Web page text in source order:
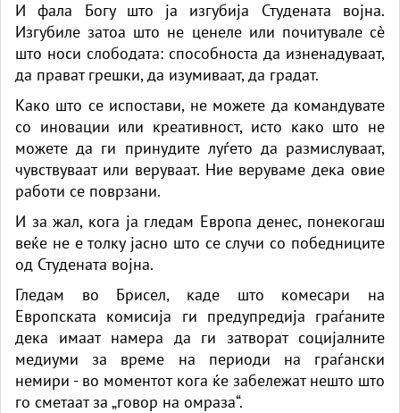
И фала Богу што ја изгубија Студената војна.
Изгубиле затоа што не ценеле или почитувале сè
што носи слободата: способноста да изненадуваат,
да прават грешки, да изумиваат, да градат.
Како што се испостави, не можете да командувате
со иновации или креативност, исто како што не
можете да ги принудите луѓето да размислуваат,
чувствуваат или веруваат. Ние веруваме дека овие
работи се поврзани.
И за жал, кога ја гледам Европа денес, понекогаш
веќе не е толку јасно што се случи со победниците
од Студената војна.
Гледам во Брисел, каде што комесари на
Европската комисија ги предупредија граѓаните
дека имаат намера да ги затворат социјалните
медиуми за време на периоди на граѓански
немири - во моментот кога ќе забележат нешто што
го сметаат за „говор на омраза“.